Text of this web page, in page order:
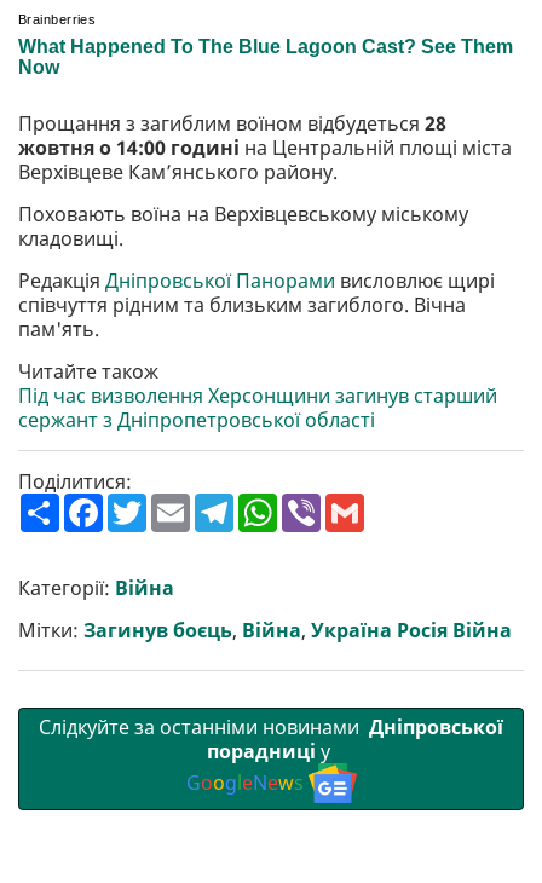
Прощання з загиблим воїном відбудеться 28
жовтня о 14:00 годині на Центральній площі міста
Верхівцеве Кам’янського району.
Поховають воїна на Верхівцевському міському
кладовищі.
Редакція Дніпровської Панорами висловлює щирі
співчуття рідним та близьким загиблого. Вічна
пам'ять.
Читайте також
Під час визволення Херсонщини загинув старший
сержант з Дніпропетровської області
Поділитися:
П
о
р
и
т
и
F
a
b
o
o
k
T
w
t
e
r
E
m
T
e
a
m
W
h
p
p
V
Категорії: Війна
Мітки: Загинув боєць, Війна, Україна Росія Війна
Слідкуйте за останніми новинами Дніпровської
порадниці у
GoogleNews